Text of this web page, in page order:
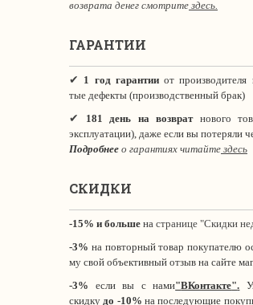
возврата денег смотрите здесь.
ГАРАНТИИ
✔ 1 год гарантииот производителя
тые дефекты (производственный брак)
✔ 181 день на возвратнового
эксплуатации), даже если вы потеряли
Подробнее о гарантиях читайте здесь
СКИДКИ
-15% и больше на странице "Скидки
-3% на повторный товар покупателю
му свой объективный отзыв на сайте
-3% если вы с нами"ВКонтакте".
скидкудо -10% на последующие